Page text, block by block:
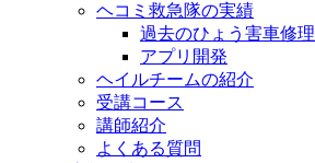
ヘコミ救急隊の実績
過去のひょう害車修
アプリ開発
ヘイルチームの紹介
受講コース
講師紹介
よくある質問